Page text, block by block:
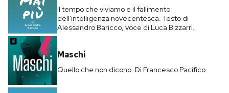
Il tempo che viviamo e il fallimento
dell'intelligenza novecentesca. Testo di
Alessandro Baricco, voce di Luca Bizzarri.
Maschi
Quello che non dicono. Di Francesco Pacifico